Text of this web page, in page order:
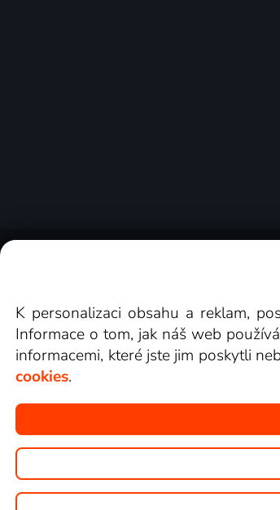
K personalizaci obsahu a reklam,
Informace o tom, jak náš web
informacemi, které jste jim poskytli
cookies.